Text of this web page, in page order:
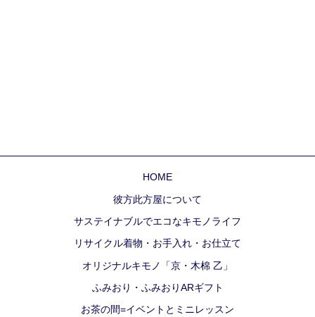
HOME
彼方此方屋について
サステイナブルでエコなキモノライフ
リサイクル着物・お手入れ・お仕立て
オリジナルキモノ「京・木棉 乙」
ふみおり・ふみおりARギフト
お茶の間=イベントとミニレッスン